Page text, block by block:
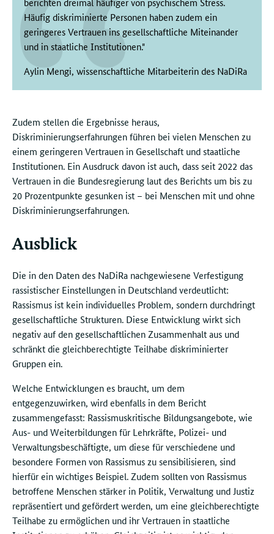
Häufig diskriminierte Personen haben zudem ein
geringeres Vertrauen ins gesellschaftliche Miteinander
und in staatliche Institutionen."
Aylin Mengi, wissenschaftliche Mitarbeiterin des NaDiRa
Zudem stellen die Ergebnisse heraus,
Diskriminierungserfahrungen führen bei vielen Menschen zu
einem geringeren Vertrauen in Gesellschaft und staatliche
Institutionen. Ein Ausdruck davon ist auch, dass seit 2022 das
Vertrauen in die Bundesregierung laut des Berichts um bis zu
20 Prozentpunkte gesunken ist – bei Menschen mit und ohne
Diskriminierungserfahrungen.
Ausblick
Die in den Daten des NaDiRa nachgewiesene Verfestigung
rassistischer Einstellungen in Deutschland verdeutlicht:
Rassismus ist kein individuelles Problem, sondern durchdringt
gesellschaftliche Strukturen. Diese Entwicklung wirkt sich
negativ auf den gesellschaftlichen Zusammenhalt aus und
schränkt die gleichberechtigte Teilhabe diskriminierter
Gruppen ein.
Welche Entwicklungen es braucht, um dem
entgegenzuwirken, wird ebenfalls in dem Bericht
zusammengefasst: Rassismuskritische Bildungsangebote, wie
Aus- und Weiterbildungen für Lehrkräfte, Polizei- und
Verwaltungsbeschäftigte, um diese für verschiedene und
besondere Formen von Rassismus zu sensibilisieren, sind
hierfür ein wichtiges Beispiel. Zudem sollten von Rassismus
betroffene Menschen stärker in Politik, Verwaltung und Justiz
repräsentiert und gefördert werden, um eine gleichberechtigte
Teilhabe zu ermöglichen und ihr Vertrauen in staatliche